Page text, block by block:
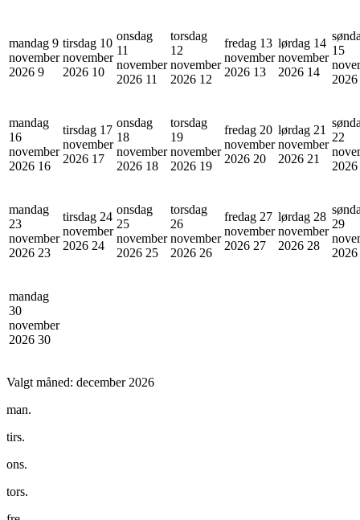
mandag 9
november
2026 9
tirsdag 10
november
2026 10
onsdag
11
november
2026 11
torsdag
12
november
2026 12
fredag 13
november
2026 13
lørdag 14
november
2026 14
15
2026
mandag
16
november
2026 16
tirsdag 17
november
2026 17
onsdag
18
november
2026 18
torsdag
19
november
2026 19
fredag 20
november
2026 20
lørdag 21
november
2026 21
22
2026
mandag
23
november
2026 23
tirsdag 24
november
2026 24
onsdag
25
november
2026 25
torsdag
26
november
2026 26
fredag 27
november
2026 27
lørdag 28
november
2026 28
29
2026
mandag
30
november
2026 30
Valgt måned: december 2026
man.
tirs.
ons.
tors.